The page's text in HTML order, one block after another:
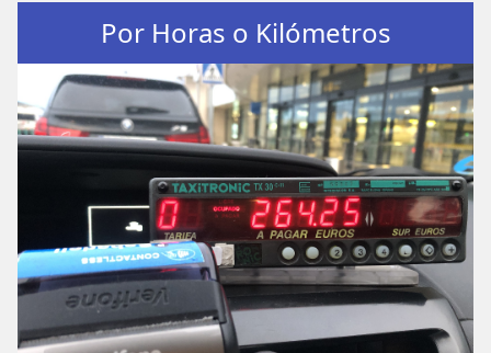
Por Horas o Kilómetros